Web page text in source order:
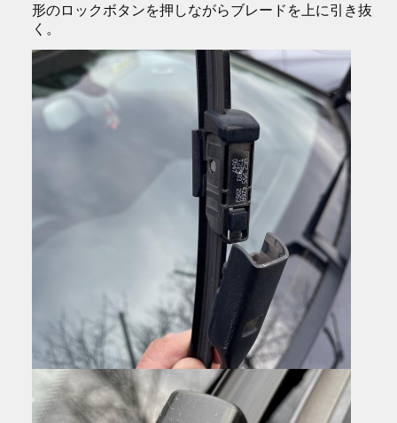
形のロックボタンを押しながらブレードを上に引き抜
く。